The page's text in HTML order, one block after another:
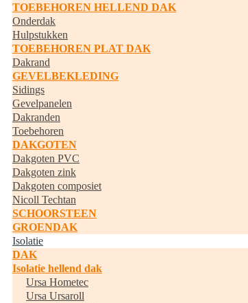
TOEBEHOREN HELLEND DAK
Onderdak
Hulpstukken
TOEBEHOREN PLAT DAK
Dakrand
GEVELBEKLEDING
Sidings
Gevelpanelen
Dakranden
Toebehoren
DAKGOTEN
Dakgoten PVC
Dakgoten zink
Dakgoten composiet
Nicoll Techtan
SCHOORSTEEN
GROENDAK
Isolatie
DAK
Isolatie hellend dak
Ursa Hometec
Ursa Ursaroll